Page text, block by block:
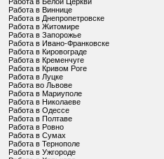
Работа в Виннице
Работа в Днепропетровске
Работа в Житомире
Работа в Запорожье
Работа в Ивано-Франковске
Работа в Кировограде
Работа в Кременчуге
Работа в Кривом Роге
Работа в Луцке
Работа во Львове
Работа в Мариуполе
Работа в Николаеве
Работа в Одессе
Работа в Полтаве
Работа в Ровно
Работа в Сумах
Работа в Тернополе
Работа в Ужгороде